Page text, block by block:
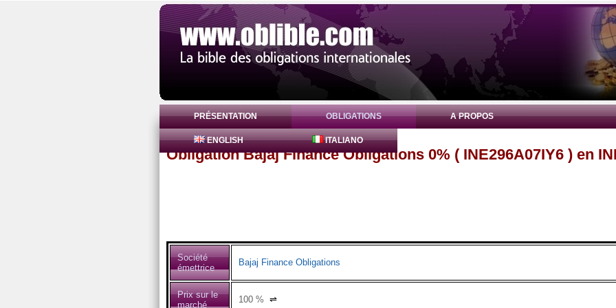
PRÉSENTATION OBLIGATIONS A PROPOS
ENGLISH ITALIANO
Obligation Bajaj Finance Obligations 0% ( INE296A07IY6 ) en
Société
émettrice
Bajaj Finance Obligations
Prix sur le
marché
100% ⇌